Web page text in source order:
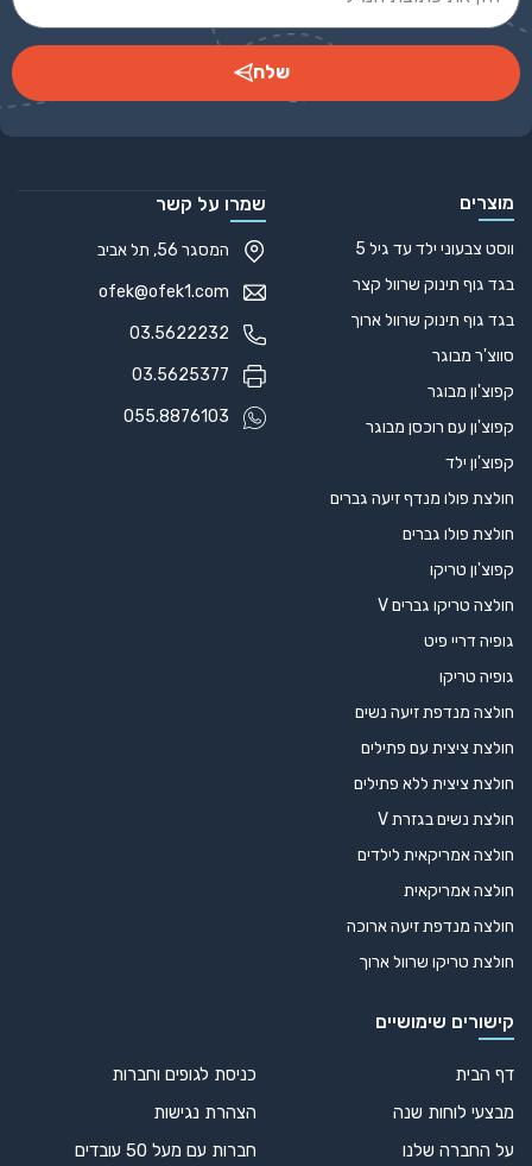
שלח
מוצרים
ווסט צבעוני ילד עד גיל 5
בגד גוף תינוק שרוול קצר
בגד גוף תינוק שרוול ארוך
סווצ'ר מבוגר
קפוצ'ון מבוגר
קפוצ'ון עם רוכסן מבוגר
קפוצ'ון ילד
חולצת פולו מנדף זיעה גברים
חולצת פולו גברים
קפוצ'ון טריקו
חולצה טריקו גברים V
גופיה דריי פיט
גופיה טריקו
חולצה מנדפת זיעה נשים
חולצת ציצית עם פתילים
חולצת ציצית ללא פתילים
חולצת נשים בגזרת V
חולצה אמריקאית לילדים
חולצה אמריקאית
חולצה מנדפת זיעה ארוכה
חולצת טריקו שרוול ארוך
קישורים שימושיים
דף הבית
מבצעי לוחות שנה
על החברה שלנו
כניסת לגופים וחברות
הצהרת נגישות
חברות עם מעל 50 עובדים
שמרו על קשר
המסגר 56, תל אביב
ofek@ofek1.com
03.5622232
03.5625377
055.8876103